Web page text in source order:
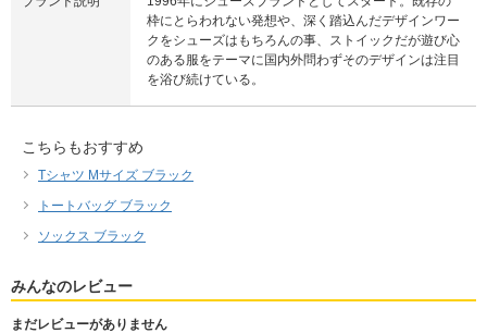
枠にとらわれない発想や、深く踏込んだデザインワー
クをシューズはもちろんの事、ストイックだが遊び心
のある服をテーマに国内外問わずそのデザインは注目
を浴び続けている。
こちらもおすすめ
Tシャツ Mサイズ ブラック
トートバッグ ブラック
ソックス ブラック
みんなのレビュー
まだレビューがありません